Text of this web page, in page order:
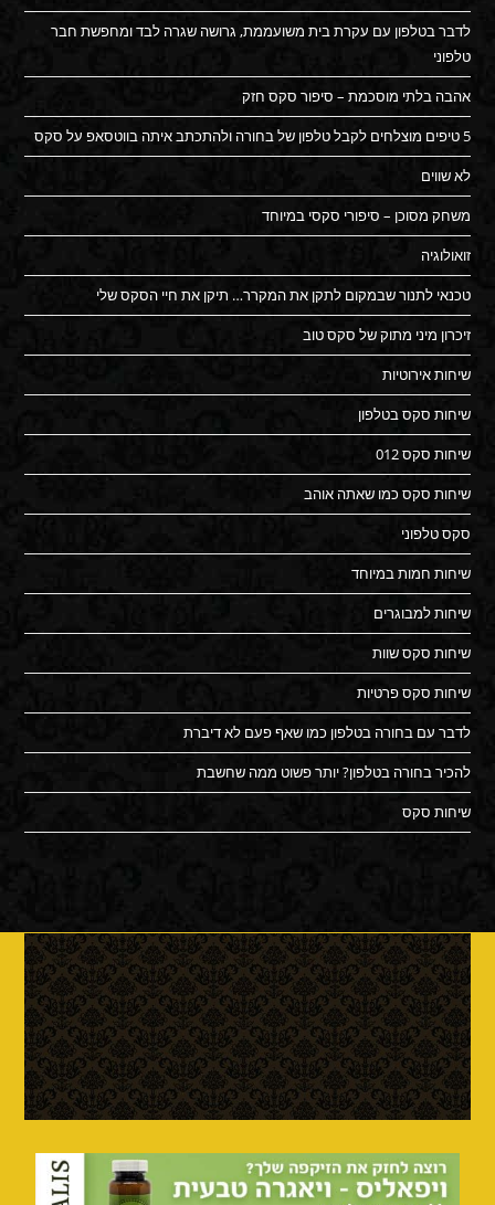
לדבר בטלפון עם עקרת בית משועממת, גרושה שגרה לבד ומחפשת חבר
טלפוני
אהבה בלתי מוסכמת – סיפור סקס חזק
5 טיפים מוצלחים לקבל טלפון של בחורה ולהתכתב איתה בווטסאפ על סקס
לא שווים
משחק מסוכן – סיפורי סקסי במיוחד
זואולוגיה
טכנאי לתנור שבמקום לתקן את המקרר… תיקן את חיי הסקס שלי
זיכרון מיני מתוק של סקס טוב
שיחות אירוטיות
שיחות סקס בטלפון
שיחות סקס 012
שיחות סקס כמו שאתה אוהב
סקס טלפוני
שיחות חמות במיוחד
שיחות למבוגרים
שיחות סקס שוות
שיחות סקס פרטיות
לדבר עם בחורה בטלפון כמו שאף פעם לא דיברת
להכיר בחורה בטלפון? יותר פשוט ממה שחשבת
שיחות סקס